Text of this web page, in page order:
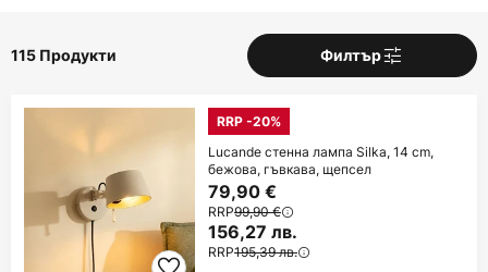
115 Продукти Филтър
RRP -20%
Lucande стенна лампа Silka, 14 cm,
бежова, гъвкава, щепсел
79,90 €
RRP99,90 €
156,27 лв.
RRP195,39 лв.